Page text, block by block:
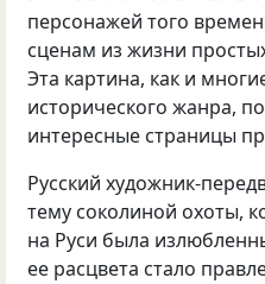
персонажей того
сценам из жизни
Эта картина, как и
исторического жанра,
интересные страницы
Русский художник-
тему соколиной охоты,
на Руси была
ее расцвета стало